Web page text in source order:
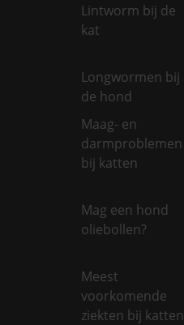
Lintworm bij de
kat
Longwormen bij
de hond
Maag- en
darmproblemen
bij katten
Mag een hond
oliebollen?
Meest
voorkomende
ziekten bij katten